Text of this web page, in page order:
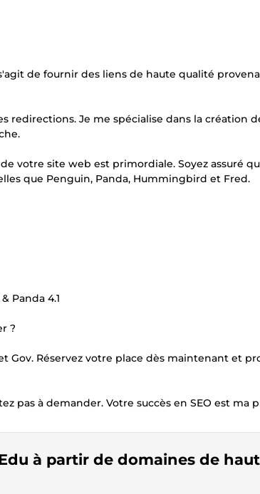
de fournir des liens de haute qualité
redirections. Je me spécialise dans la création
votre site web est primordiale. Soyez assuré
que Penguin, Panda, Hummingbird et Fred.
Panda 4.1
?
Gov. Réservez votre place dès maintenant et
pas à demander. Votre succès en SEO est ma
à partir de domaines de